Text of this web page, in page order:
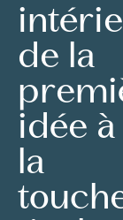
de la
idée à
la